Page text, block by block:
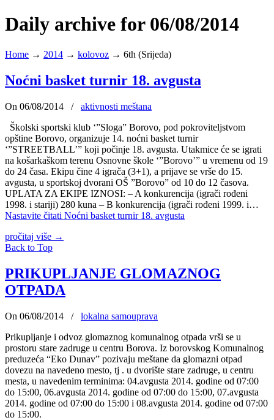
Daily archive for 06/08/2014
Home → 2014 → kolovoz → 6th (Srijeda)
Noćni basket turnir 18. avgusta
On 06/08/2014 /
aktivnosti meštana
Školski sportski klub ‘”Sloga” Borovo, pod pokroviteljstvom
opštine Borovo, organizuje 14. noćni basket turnir
‘”STREETBALL’” koji počinje 18. avgusta. Utakmice će se igrati
na košarkaškom terenu Osnovne škole ‘”Borovo’” u vremenu od 19
do 24 časa. Ekipu čine 4 igrača (3+1), a prijave se vrše do 15.
avgusta, u sportskoj dvorani OŠ ”Borovo” od 10 do 12 časova.
UPLATA ZA EKIPE IZNOSI: – A konkurencija (igrači rođeni
1998. i stariji) 280 kuna – B konkurencija (igrači rođeni 1999. i…
Nastavite čitati Noćni basket turnir 18. avgusta
pročitaj više →
Back to Top
PRIKUPLJANJE GLOMAZNOG
OTPADA
On 06/08/2014 /
lokalna samouprava
Prikupljanje i odvoz glomaznog komunalnog otpada vrši se u
prostoru stare zadruge u centru Borova. Iz borovskog Komunalnog
preduzeća “Eko Dunav” pozivaju meštane da glomazni otpad
dovezu na navedeno mesto, tj . u dvorište stare zadruge, u centru
mesta, u navedenim terminima: 04.avgusta 2014. godine od 07:00
do 15:00, 06.avgusta 2014. godine od 07:00 do 15:00, 07.avgusta
2014. godine od 07:00 do 15:00 i 08.avgusta 2014. godine od 07:00
do 15:00.